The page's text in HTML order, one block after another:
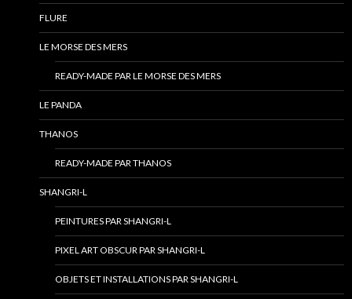
FLURE
LE MORSE DES MERS
READY-MADE PAR LE MORSE DES MERS
LE PANDA
THANOS
READY-MADE PAR THANOS
SHANGRI-L
PEINTURES PAR SHANGRI-L
PIXEL ART OBSCUR PAR SHANGRI-L
OBJETS ET INSTALLATIONS PAR SHANGRI-L